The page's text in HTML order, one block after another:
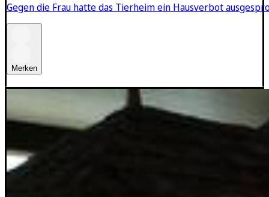
Gegen die Frau hatte das Tierheim ein Hausverbot
Merken